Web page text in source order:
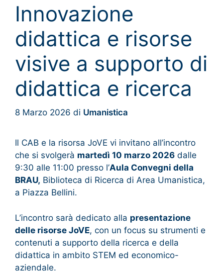
Innovazione
didattica e risorse
visive a supporto di
didattica e ricerca
8 Marzo 2026 di Umanistica
Il CAB e la risorsa JoVE vi invitano all’incontro
che si svolgerà martedì 10 marzo 2026 dalle
9:30 alle 11:00 presso l’Aula Convegni della
BRAU, Biblioteca di Ricerca di Area Umanistica,
a Piazza Bellini.
L’incontro sarà dedicato alla presentazione
delle risorse JoVE, con un focus su strumenti e
contenuti a supporto della ricerca e della
didattica in ambito STEM ed economico-
aziendale.